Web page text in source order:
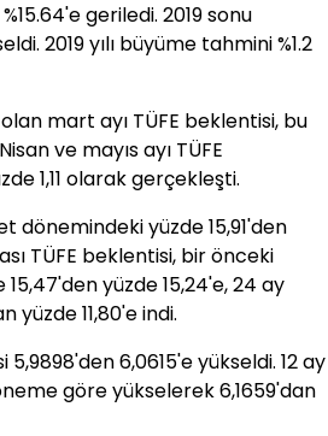
geriledi. 2019 sonu
2019 yılı büyüme tahmini %1.2
mart ayı TÜFE beklentisi, bu
ve mayıs ayı TÜFE
1,11 olarak gerçekleşti.
dönemindeki yüzde 15,91'den
TÜFE beklentisi, bir önceki
yüzde 15,24'e, 24 ay
yüzde 11,80'e indi.
5,9898'den 6,0615'e yükseldi. 12 ay
göre yükselerek 6,1659'dan